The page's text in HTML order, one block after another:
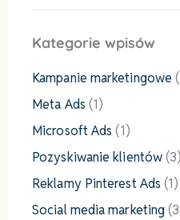
Kategorie wpisów
Kampanie marketingowe
Meta Ads (1)
Microsoft Ads (1)
Pozyskiwanie klientów(3)
Reklamy Pinterest Ads (1)
Social media marketing